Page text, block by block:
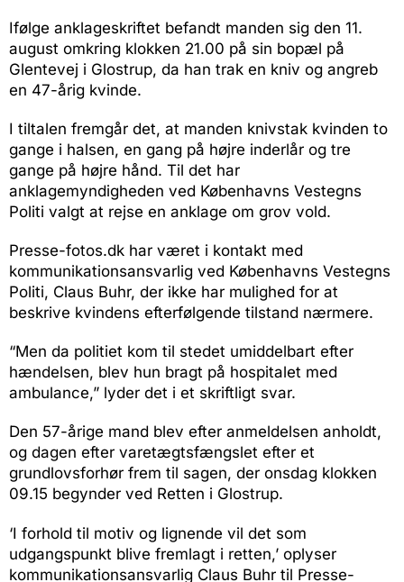
Ifølge anklageskriftet befandt manden sig den 11.
august omkring klokken 21.00 på sin bopæl på
Glentevej i Glostrup, da han trak en kniv og angreb
en 47-årig kvinde.
I tiltalen fremgår det, at manden knivstak kvinden to
gange i halsen, en gang på højre inderlår og tre
gange på højre hånd. Til det har
anklagemyndigheden ved Københavns Vestegns
Politi valgt at rejse en anklage om grov vold.
Presse-fotos.dk har været i kontakt med
kommunikationsansvarlig ved Københavns Vestegns
Politi, Claus Buhr, der ikke har mulighed for at
beskrive kvindens efterfølgende tilstand nærmere.
“Men da politiet kom til stedet umiddelbart efter
hændelsen, blev hun bragt på hospitalet med
ambulance,” lyder det i et skriftligt svar.
Den 57-årige mand blev efter anmeldelsen anholdt,
og dagen efter varetægtsfængslet efter et
grundlovsforhør frem til sagen, der onsdag klokken
09.15 begynder ved Retten i Glostrup.
‘I forhold til motiv og lignende vil det som
udgangspunkt blive fremlagt i retten,’ oplyser
kommunikationsansvarlig Claus Buhr til Presse-